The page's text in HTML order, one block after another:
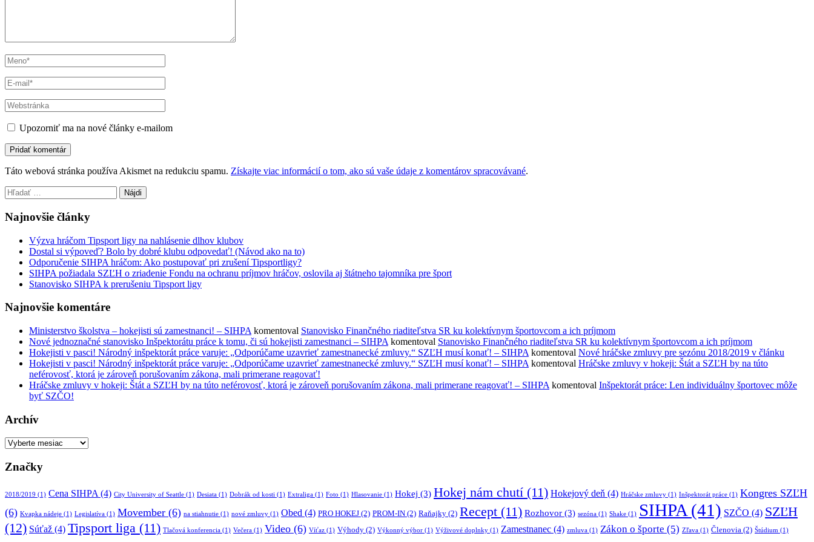
Upozorniť ma na nové články e-mailom
Táto webová stránka používa Akismet na redukciu spamu. Získajte viac informácií o tom, ako sú vaše údaje z komentárov spracovávané.
Hľadať:
Najnovšie články
Výzva hráčom Tipsport ligy na nahlásenie dlhov klubov
Dostal si výpoveď? Bolo by dobré klubu odpovedať! (Návod ako na to)
Odporučenie SIHPA hráčom: Ako postupovať pri zrušení Tipsportligy?
SIHPA požiadala SZĽH o zriadenie Fondu na ochranu príjmov hráčov, oslovila aj štátneho tajomníka pre šport
Stanovisko SIHPA k prerušeniu Tipsport ligy
Najnovšie komentáre
Ministerstvo školstva – hokejisti sú zamestnanci! – SIHPA komentoval Stanovisko Finančného riaditeľstva SR ku kolektívnym športovcom a ich príjmom
Nové jednoznačné stanovisko Inšpektorátu práce k tomu, či sú hokejisti zamestnanci – SIHPA komentoval Stanovisko Finančného riaditeľstva SR ku kolektívnym športovcom a ich príjmom
Hokejisti v pasci! Národný inšpektorát práce varuje: „Odporúčame uzavrieť zamestnanecké zmluvy.“ SZĽH musí konať! – SIHPA komentoval Nové hráčske zmluvy pre sezónu 2018/2019 v článku
Hokejisti v pasci! Národný inšpektorát práce varuje: „Odporúčame uzavrieť zamestnanecké zmluvy.“ SZĽH musí konať! – SIHPA komentoval Hráčske zmluvy v hokeji: Štát a SZĽH by na túto
neférovosť, ktorá je zároveň porušovaním zákona, mali primerane reagovať!
Hráčske zmluvy v hokeji: Štát a SZĽH by na túto neférovosť, ktorá je zároveň porušovaním zákona, mali primerane reagovať! – SIHPA komentoval Inšpektorát práce: Len individuálny športovec môže
byť SZČO!
Archív
Archív
Značky
2018/2019 (1) Cena SIHPA(4) City University of Seattle (1) Desiata (1) Dobrák od kosti (1) Extraliga (1) Foto (1) Hlasovanie (1) Hokej (3) Hokej nám chutí (11) Hokejový deň (4) Hráčske zmluvy (1) Inšpektorát práce (1) Kongres SZĽH
(6) Kvapka nádeje (1) Legislatíva (1) Movember (6) na stiahnutie (1) nové zmluvy (1) Obed (4) PRO HOKEJ (2) PROM-IN (2) Raňajky (2) Recept (11) Rozhovor (3) sezóna (1) Shake (1) SIHPA (41) SZČO (4) SZĽH
(12) Súťaž (4) Tipsport liga (11) Tlačová konferencia (1) Večera (1) Video (6) Víťaz (1) Výhody (2) Výkonný výbor (1) Výživové doplnky (1) Zamestnanec (4) zmluva (1) Zákon o športe (5) Zľava (1) Členovia (2) Štúdium (1)